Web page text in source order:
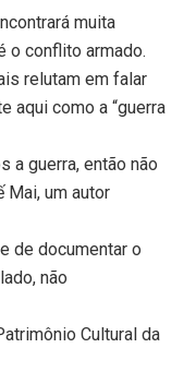
muita
o conflito armado.
relutam em falar
aqui como a “guerra
a guerra, então não
Mai, um autor
de documentar o
não
Cultural da